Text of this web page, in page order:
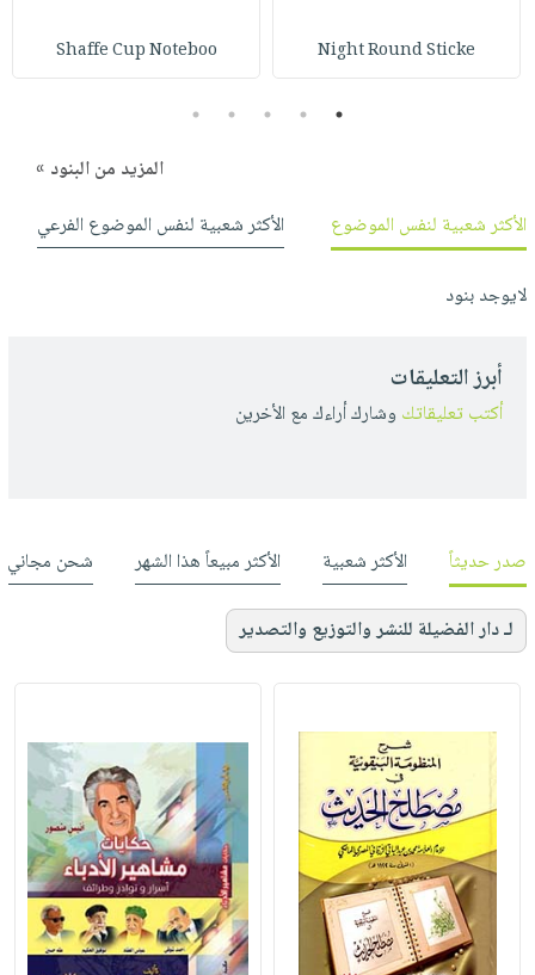
أطفال
مناسبات
أسئلة
وفرات
انشر
كتابك
معنا
Night Round Sticke
Shaffe Cup Noteboo
1
2
3
4
5
المزيد من البنود »
الأكثر شعبية لنفس الموضوع
الأكثر شعبية لنفس الموضوع الفرعي
لايوجد بنود
أبرز التعليقات
أكتب تعليقاتك وشارك أراءك مع الأخرين
صدر حديثاً الأكثر شعبية الأكثر مبيعاً هذا الشهر شحن مجاني
لـ دار الفضيلة للنشر والتوزيع والتصدير